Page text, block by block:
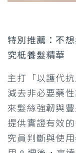
特別推薦：不
究柢養髮精華
主打「以護代抗
減去非必要藥
來髮絲強韌與
提供實證有效
究員判斷與使